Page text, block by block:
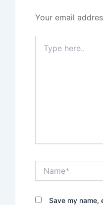
Your email
here..
Save my name,